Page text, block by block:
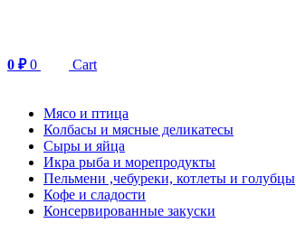
0 ₽ 0 Cart
Мясо и птица
Колбасы и мясные деликатесы
Сыры и яйца
Икра рыба и морепродукты
Пельмени ,чебуреки, котлеты и голубцы
Кофе и сладости
Консервированные закуски